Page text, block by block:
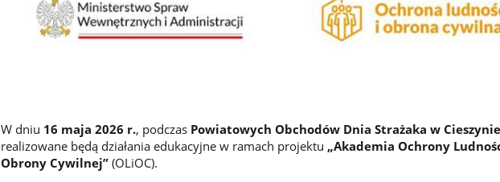
W dniu 16 maja 2026 r., podczas Powiatowych Obchodów Dnia Strażaka w Cieszynie
realizowane będą działania edukacyjne w ramach projektu „Akademia Ochrony
Obrony Cywilnej” (OLiOC).